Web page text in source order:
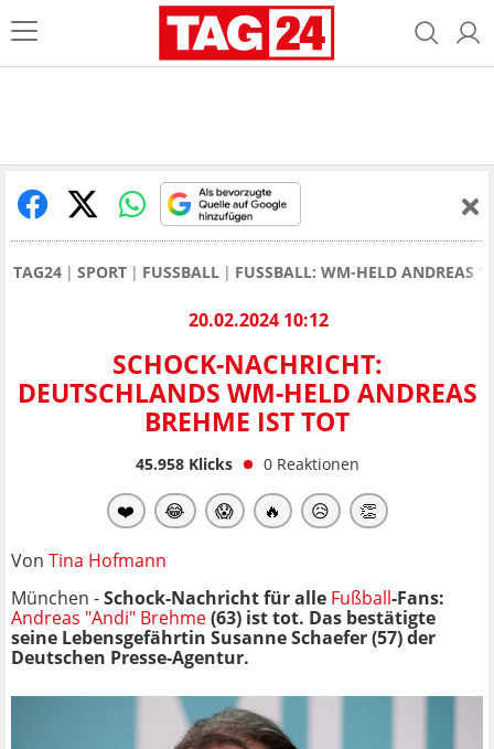
TAG24 SPORT FUSSBALL FUSSBALL: WM-HELD ANDREAS
20.02.2024 10:12
SCHOCK-NACHRICHT:
DEUTSCHLANDS WM-HELD ANDREAS
BREHME IST TOT
45.958Klicks 0 Reaktionen
❤️ 😂 😱 🔥 😥 👏
Von Tina Hofmann
München -Schock-Nachricht für alle Fußball-Fans:
Andreas "Andi" Brehme(63) ist tot. Das bestätigte
seine Lebensgefährtin Susanne Schaefer (57) der
Deutschen Presse-Agentur.